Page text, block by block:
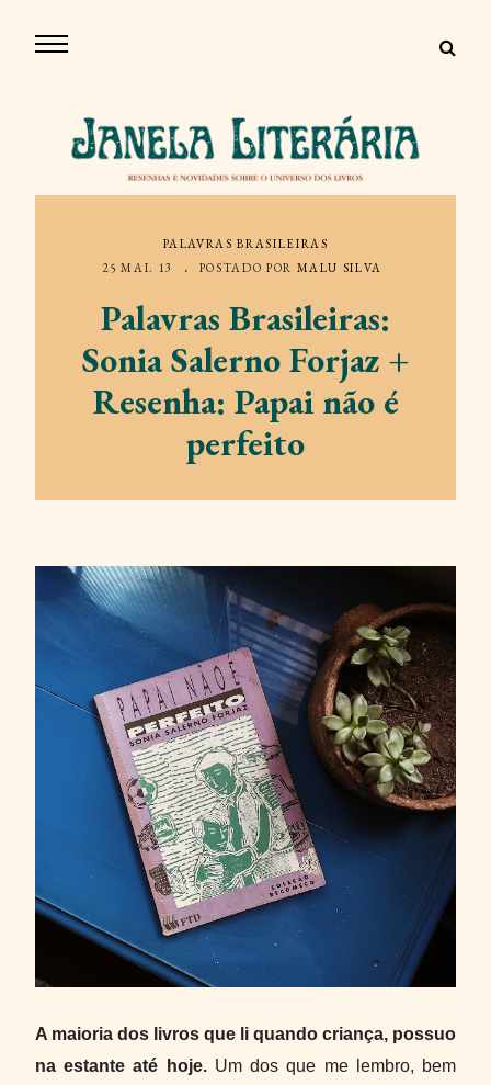
PALAVRAS BRASILEIRAS
25 MAI. 13
POSTADO POR MALU SILVA
Palavras Brasileiras:
Sonia Salerno Forjaz +
Resenha: Papai não é
perfeito
A maioria dos livros que li quando criança, possuo
na estante até hoje.Um dos que me lembro, bem